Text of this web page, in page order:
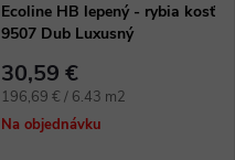
Ecoline HB lepený - rybia kosť
9507 Dub Luxusný
30,59 €
Jednotková
cena:
196,69 € / 6.43 m2
Na objednávku